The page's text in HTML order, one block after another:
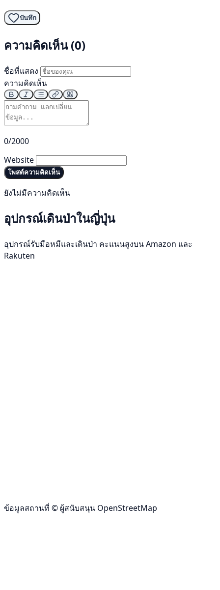
บันทึก
ความคิดเห็น (0)
ชื่อที่แสดง
ความคิดเห็น
0/2000
Website
โพสต์ความคิดเห็น
ยังไม่มีความคิดเห็น
อุปกรณ์เดินป่าในญี่ปุ่น
อุปกรณ์รับมือหมีและเดินป่า คะแนนสูงบน Amazon และ
Rakuten
ข้อมูลสถานที่ © ผู้สนับสนุน OpenStreetMap